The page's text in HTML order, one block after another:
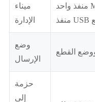
ميناء
الإدارة
منفذ واحد MGMT ، منفذ وحدة تحكم واحدة ،
وضع
الإرسال
القطع
حزمة
إلى